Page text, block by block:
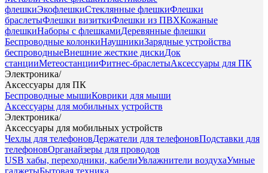
флешкиЭкофлешкиСтеклянные флешкиФлешки
браслетыФлешки визиткиФлешки из ПВХКожаные
флешкиНаборы с флешкамиДеревянные флешки
Беспроводные колонкиНаушникиЗарядные устройства
беспроводныеВнешние жесткие дискиДок
станцииМетеостанцииФитнес-браслетыАксессуары для ПК
Электроника/
Аксессуары для ПК
Беспроводные мышиКоврики для мыши
Аксессуары для мобильных устройств
Электроника/
Аксессуары для мобильных устройств
Чехлы для телефоновДержатели для телефоновПодставки для
телефоновОрганайзеры для проводов
USB хабы, переходники, кабелиУвлажнители воздухаУмные
гаджетыБытовая техника